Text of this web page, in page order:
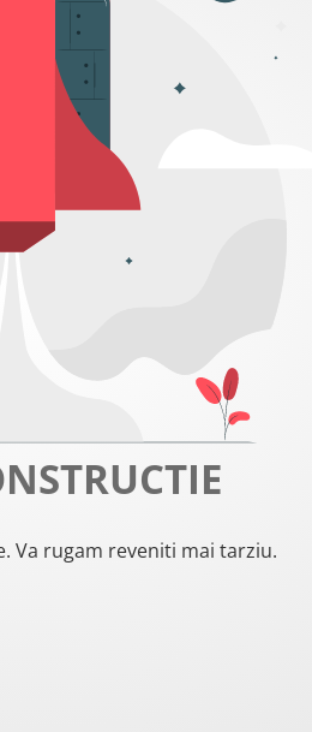
Va rugam reveniti mai tarziu.